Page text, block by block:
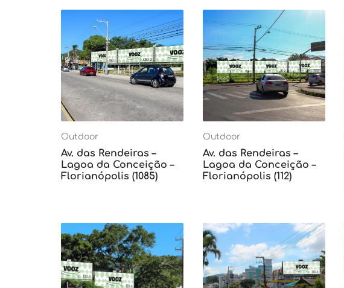
Outdoor
Av. das Rendeiras –
Lagoa da Conceição –
Florianópolis (1085)
Outdoor
Av. das Rendeiras –
Lagoa da Conceição –
Florianópolis (112)